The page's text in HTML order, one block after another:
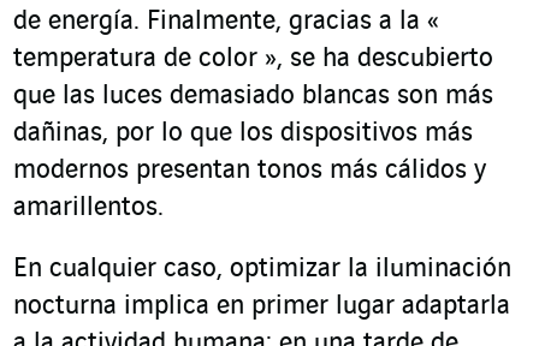
de energía. Finalmente, gracias a la «
temperatura de color », se ha descubierto
que las luces demasiado blancas son más
dañinas, por lo que los dispositivos más
modernos presentan tonos más cálidos y
amarillentos.
En cualquier caso, optimizar la iluminación
nocturna implica en primer lugar adaptarla